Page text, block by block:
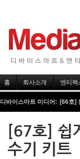
홈 회사소개 엔티렉
디바이스마트 미디어: [66호]
[67호] 쉽
수기 키트